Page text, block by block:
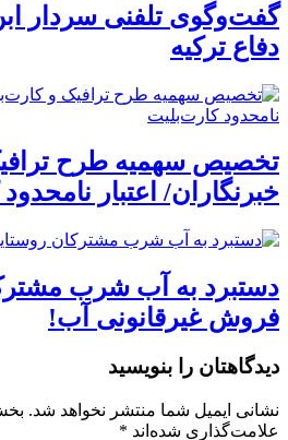
گفت‌وگوی تلفنی سردار
دفاع ترکیه
تخصیص سهمیه طرح
خبرنگاران/ اعتبار
دستبرد به آب شرب
فروش غیرقانونی آب!
دیدگاهتان را بنویسید
نشانی ایمیل شما منتشر نخواهد شد.
علامت‌گذاری شده‌اند *